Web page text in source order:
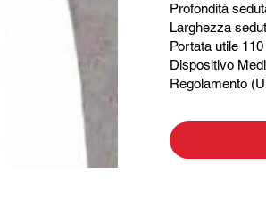
Profondità
Larghezza
Portata utile
Dispositivo
Regolamento